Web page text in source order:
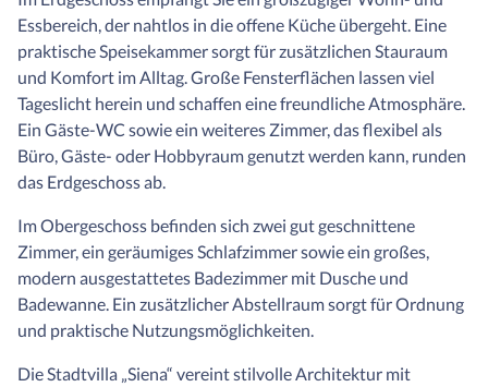
Essbereich, der nahtlos in die offene Küche übergeht. Eine
praktische Speisekammer sorgt für zusätzlichen Stauraum
und Komfort im Alltag. Große Fensterflächen lassen viel
Tageslicht herein und schaffen eine freundliche Atmosphäre.
Ein Gäste-WC sowie ein weiteres Zimmer, das flexibel als
Büro, Gäste- oder Hobbyraum genutzt werden kann, runden
das Erdgeschoss ab.
Im Obergeschoss befinden sich zwei gut geschnittene
Zimmer, ein geräumiges Schlafzimmer sowie ein großes,
modern ausgestattetes Badezimmer mit Dusche und
Badewanne. Ein zusätzlicher Abstellraum sorgt für Ordnung
und praktische Nutzungsmöglichkeiten.
Die Stadtvilla „Siena“ vereint stilvolle Architektur mit